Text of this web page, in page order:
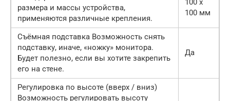
размера и массы устройства,
применяются различные крепления.
100 мм
Съёмная подставка Возможность снять
подставку, иначе, «ножку» монитора.
Будет полезно, если вы хотите закрепить
его на стене.
Да
Регулировка по высоте (вверх / вниз)
Возможность регулировать высоту